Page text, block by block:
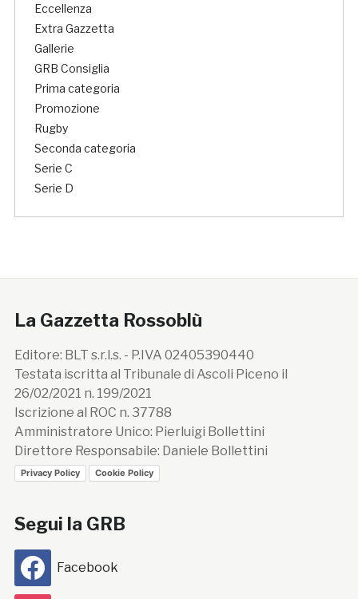
Eccellenza
Extra Gazzetta
Gallerie
GRB Consiglia
Prima categoria
Promozione
Rugby
Seconda categoria
Serie C
Serie D
La Gazzetta Rossoblù
Editore: BLT s.r.l.s. - P.IVA 02405390440
Testata iscritta al Tribunale di Ascoli Piceno il
26/02/2021 n. 199/2021
Iscrizione al ROC n. 37788
Amministratore Unico: Pierluigi Bollettini
Direttore Responsabile: Daniele Bollettini
Privacy Policy Cookie Policy
Segui la GRB
Facebook